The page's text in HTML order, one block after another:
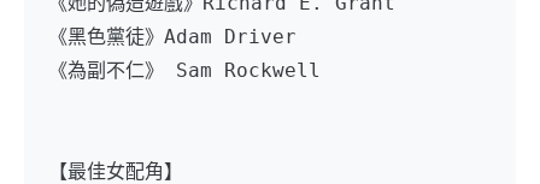
《黑色黨徒》Adam Driver
《為副不仁》 Sam Rockwell
【最佳女配角】